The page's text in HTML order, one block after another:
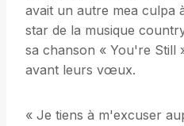
avait un autre mea culpa
star de la musique
sa chanson « You're Still
avant leurs vœux.
« Je tiens à m'excuser